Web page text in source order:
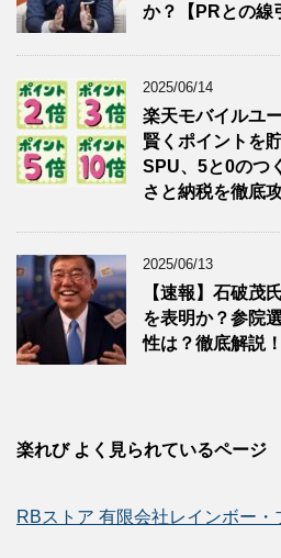
か？【PRとの線
2025/06/14
楽天モバイルユ
賢くポイントを
SPU、5と0のつ
さと納税を徹底
2025/06/13
【速報】石破茂
を表明か？参院
性は？徹底解説！
楽れび よく見られているページ
RBストア 有限会社レインボー・